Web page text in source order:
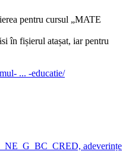
pentru cursul „MATE
în fișierul atașat, iar pentru
... -educatie/
adeverințe